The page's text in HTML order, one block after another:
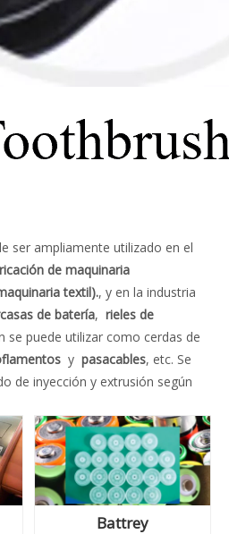
ser ampliamente utilizado en el
de maquinaria
textil)., y en la industria
de batería, rieles de
se puede utilizar como cerdas de
y pasacables, etc. Se
de inyección y extrusión según
Battrey